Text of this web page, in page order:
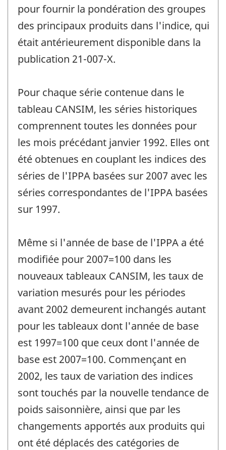
pour fournir la pondération des groupes
des principaux produits dans l'indice, qui
était antérieurement disponible dans la
publication 21-007-X.
Pour chaque série contenue dans le
tableau CANSIM, les séries historiques
comprennent toutes les données pour
les mois précédant janvier 1992. Elles ont
été obtenues en couplant les indices des
séries de l'IPPA basées sur 2007 avec les
séries correspondantes de l'IPPA basées
sur 1997.
Même si l'année de base de l'IPPA a été
modifiée pour 2007=100 dans les
nouveaux tableaux CANSIM, les taux de
variation mesurés pour les périodes
avant 2002 demeurent inchangés autant
pour les tableaux dont l'année de base
est 1997=100 que ceux dont l'année de
base est 2007=100. Commençant en
2002, les taux de variation des indices
sont touchés par la nouvelle tendance de
poids saisonnière, ainsi que par les
changements apportés aux produits qui
ont été déplacés des catégories de